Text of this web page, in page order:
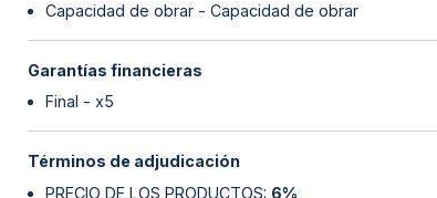
Capacidad de obrar - Capacidad de obrar
Garantías financieras
Final - x5
Términos de adjudicación
PRECIO DE LOS PRODUCTOS: 6%